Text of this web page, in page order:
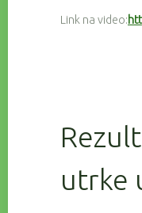
Link na video:
utrke